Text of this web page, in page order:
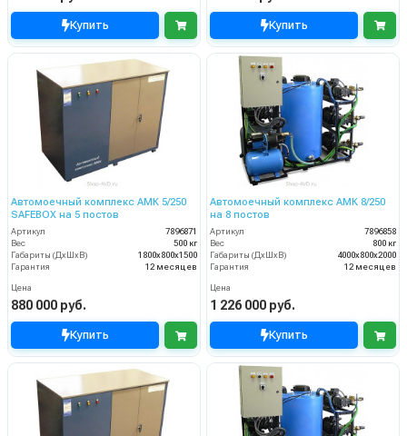
Купить Купить
Автомоечный комплекс АМК 5/250
SAFEBOX на 5 постов
Артикул
7896871
Вес
500 кг
Габариты (ДхШхВ)
1800х800х1500
Гарантия
12 месяцев
Цена
880 000 руб.
Купить
Автомоечный комплекс АМК 8/250
на 8 постов
Артикул
7896858
Вес
800 кг
Габариты (ДхШхВ)
4000х800х2000
Гарантия
12 месяцев
Цена
1 226 000 руб.
Купить